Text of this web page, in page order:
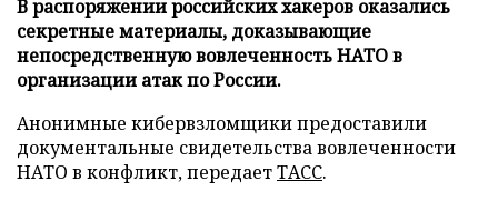
В распоряжении российских хакеров оказались
секретные материалы, доказывающие
непосредственную вовлеченность НАТО в
организации атак по России.
Анонимные кибервзломщики предоставили
документальные свидетельства вовлеченности
НАТО в конфликт, передаетТАСС.